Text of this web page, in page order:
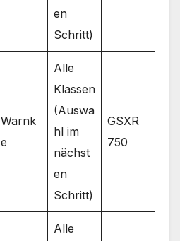
en
Schritt)
Warnk
e
Alle
Klassen
(Auswa
hl im
nächst
en
Schritt)
GSXR
750
Alle